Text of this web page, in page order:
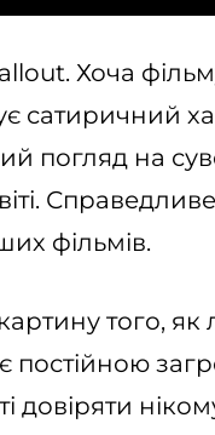
Хоча
сатиричний
погляд на
фільмів.
того, як
постійною